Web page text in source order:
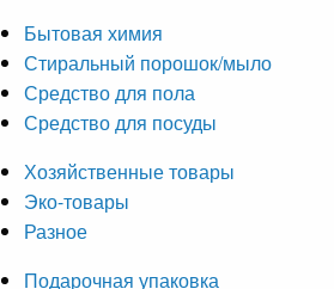
Бытовая химия
Стиральный порошок/мыло
Средство для пола
Средство для посуды
Хозяйственные товары
Эко-товары
Разное
Подарочная упаковка